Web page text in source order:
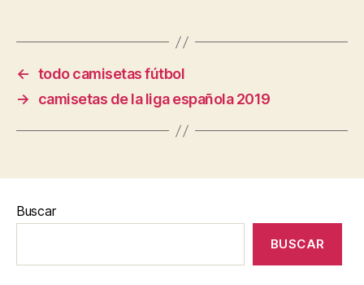
← todo camisetas fútbol
→
camisetas de la liga española 2019
Buscar
BUSCAR